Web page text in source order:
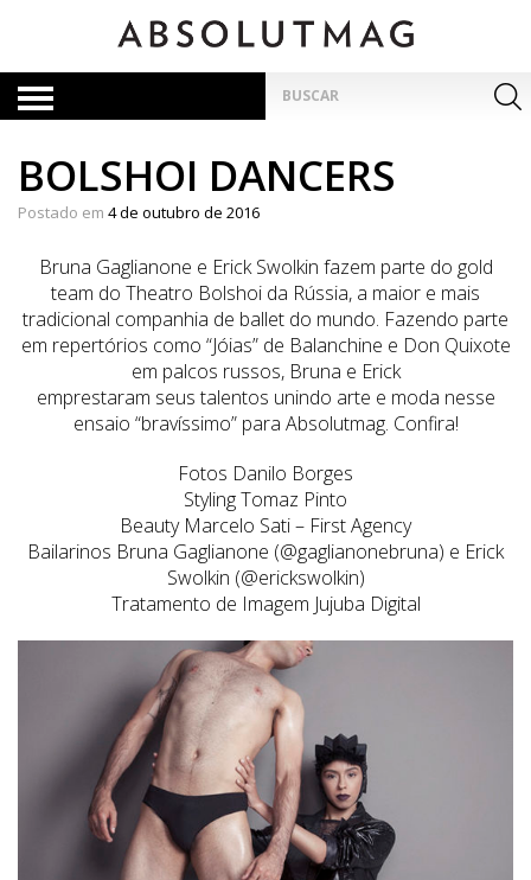
por:
BOLSHOI DANCERS
Postado em 4 de outubro de 2016
Bruna Gaglianone e Erick Swolkin fazem parte do gold
team do Theatro Bolshoi da Rússia, a maior e mais
tradicional companhia de ballet do mundo. Fazendo parte
em repertórios como “Jóias” de Balanchine e Don Quixote
em palcos russos, Bruna e Erick
emprestaram seus talentos unindo arte e moda nesse
ensaio “bravíssimo” para Absolutmag. Confira!
Fotos Danilo Borges
Styling Tomaz Pinto
Beauty Marcelo Sati – First Agency
Bailarinos Bruna Gaglianone (@gaglianonebruna) e Erick
Swolkin (@erickswolkin)
Tratamento de Imagem Jujuba Digital